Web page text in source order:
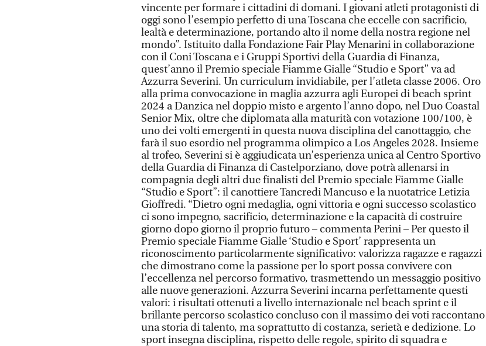
vincente per formare i cittadini di domani. I giovani atleti protagonisti di
oggi sono l’esempio perfetto di una Toscana che eccelle con sacrificio,
lealtà e determinazione, portando alto il nome della nostra regione nel
mondo”. Istituito dalla Fondazione Fair Play Menarini in collaborazione
con il Coni Toscana e i Gruppi Sportivi della Guardia di Finanza,
quest’anno il Premio speciale Fiamme Gialle “Studio e Sport” va ad
Azzurra Severini. Un curriculum invidiabile, per l’atleta classe 2006. Oro
alla prima convocazione in maglia azzurra agli Europei di beach sprint
2024 a Danzica nel doppio misto e argento l’anno dopo, nel Duo Coastal
Senior Mix, oltre che diplomata alla maturità con votazione 100/100, è
uno dei volti emergenti in questa nuova disciplina del canottaggio, che
farà il suo esordio nel programma olimpico a Los Angeles 2028. Insieme
al trofeo, Severini si è aggiudicata un’esperienza unica al Centro Sportivo
della Guardia di Finanza di Castelporziano, dove potrà allenarsi in
compagnia degli altri due finalisti del Premio speciale Fiamme Gialle
“Studio e Sport”: il canottiere Tancredi Mancuso e la nuotatrice Letizia
Gioffredi. “Dietro ogni medaglia, ogni vittoria e ogni successo scolastico
ci sono impegno, sacrificio, determinazione e la capacità di costruire
giorno dopo giorno il proprio futuro – commenta Perini – Per questo il
Premio speciale Fiamme Gialle ‘Studio e Sport’ rappresenta un
riconoscimento particolarmente significativo: valorizza ragazze e ragazzi
che dimostrano come la passione per lo sport possa convivere con
l’eccellenza nel percorso formativo, trasmettendo un messaggio positivo
alle nuove generazioni. Azzurra Severini incarna perfettamente questi
valori: i risultati ottenuti a livello internazionale nel beach sprint e il
brillante percorso scolastico concluso con il massimo dei voti raccontano
una storia di talento, ma soprattutto di costanza, serietà e dedizione. Lo
sport insegna disciplina, rispetto delle regole, spirito di squadra e